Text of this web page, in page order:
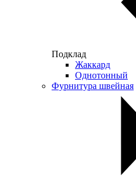
Подклад
Жаккард
Однотонный
Фурнитура швейная